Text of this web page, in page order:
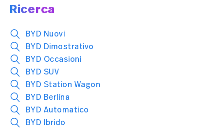
Ricerca
BYD Nuovi
BYD Dimostrativo
BYD Occasioni
BYD SUV
BYD Station Wagon
BYD Berlina
BYD Automatico
BYD Ibrido